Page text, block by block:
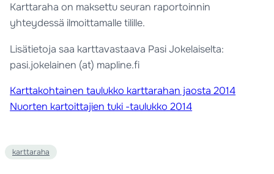
Karttaraha on maksettu seuran raportoinnin
yhteydessä ilmoittamalle tilille.
Lisätietoja saa karttavastaava Pasi Jokelaiselta:
pasi.jokelainen (at) mapline.fi
Karttakohtainen taulukko karttarahan jaosta 2014
Nuorten kartoittajien tuki -taulukko 2014
karttaraha